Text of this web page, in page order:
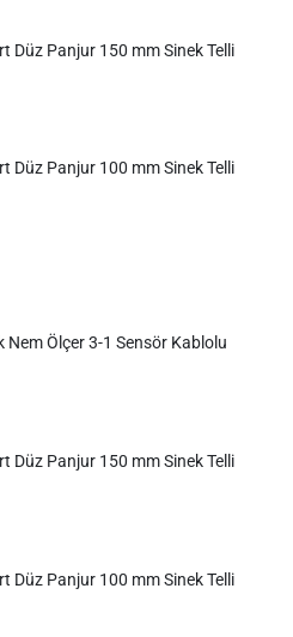
Düz Panjur 150 mm Sinek Telli
Düz Panjur 100 mm Sinek Telli
Nem Ölçer 3-1 Sensör Kablolu
Düz Panjur 150 mm Sinek Telli
Düz Panjur 100 mm Sinek Telli